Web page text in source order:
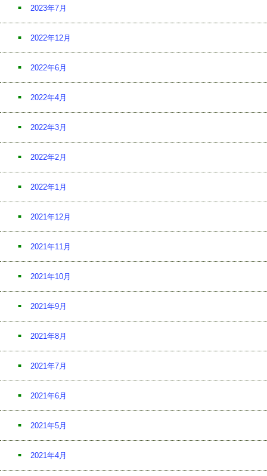
2023年7月
2022年12月
2022年6月
2022年4月
2022年3月
2022年2月
2022年1月
2021年12月
2021年11月
2021年10月
2021年9月
2021年8月
2021年7月
2021年6月
2021年5月
2021年4月